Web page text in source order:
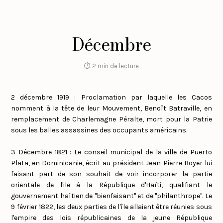
Décembre
⏱ 2 min de lecture
2 décembre 1919 : Proclamation par laquelle les Cacos
nomment à la tête de leur Mouvement, Benoît Batraville, en
remplacement de Charlemagne Péralte, mort pour la Patrie
sous les balles assassines des occupants américains.
3 Décembre 1821 : Le conseil municipal de la ville de Puerto
Plata, en Dominicanie, écrit au président Jean-Pierre Boyer lui
faisant part de son souhait de voir incorporer la partie
orientale de l'ile à la République d'Haïti, qualifiant le
gouvernement haïtien de "bienfaisant" et de "philanthrope". Le
9 février 1822, les deux parties de l'île allaient être réunies sous
l'empire des lois républicaines de la jeune République